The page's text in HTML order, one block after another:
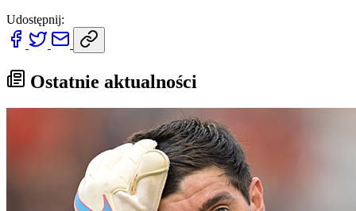
Udostępnij:
Ostatnie aktualności